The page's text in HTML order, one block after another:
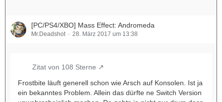
[PC/PS4/XBO] Mass Effect: Andromeda
Mr.Deadshot 28. März 2017 um 13:38
Zitat von 108 Sterne
Frostbite läuft generell schon wie Arsch auf Konsolen. Ist ja
ein bekanntes Problem. Allein das dürfte ne Switch Version